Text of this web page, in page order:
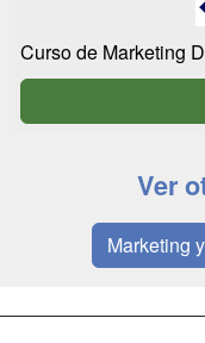
Curso de Marketing
Ver
Marketing